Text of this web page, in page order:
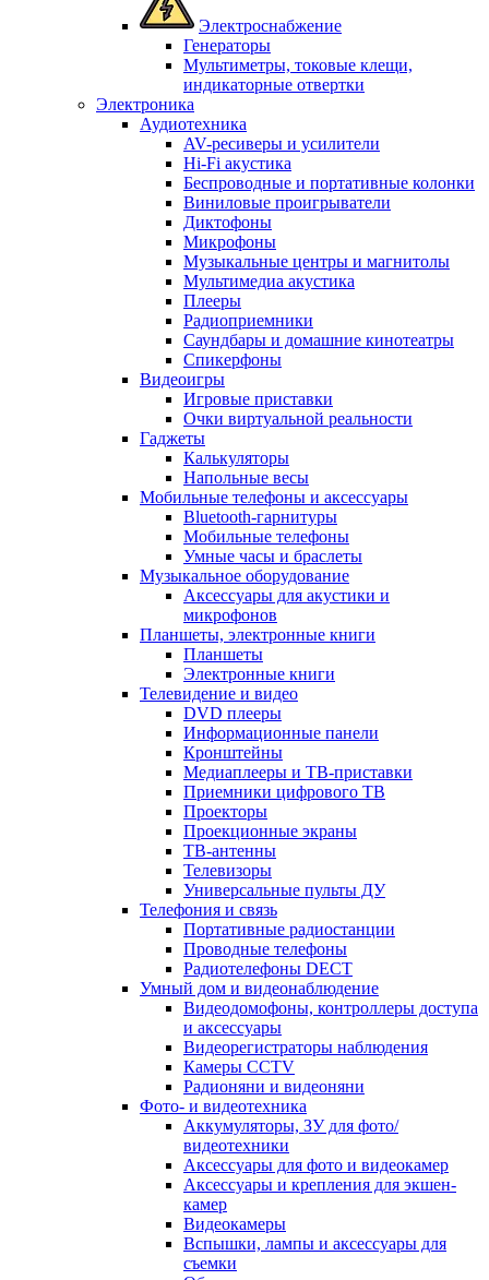
Электроснабжение
Генераторы
Мультиметры, токовые клещи,
индикаторные отвертки
Электроника
Аудиотехника
AV-ресиверы и усилители
Hi-Fi акустика
Беспроводные и портативные колонки
Виниловые проигрыватели
Диктофоны
Микрофоны
Музыкальные центры и магнитолы
Мультимедиа акустика
Плееры
Радиоприемники
Саундбары и домашние кинотеатры
Спикерфоны
Видеоигры
Игровые приставки
Очки виртуальной реальности
Гаджеты
Калькуляторы
Напольные весы
Мобильные телефоны и аксессуары
Bluetooth-гарнитуры
Мобильные телефоны
Умные часы и браслеты
Музыкальное оборудование
Аксессуары для акустики и
микрофонов
Планшеты, электронные книги
Планшеты
Электронные книги
Телевидение и видео
DVD плееры
Информационные панели
Кронштейны
Медиаплееры и ТВ-приставки
Приемники цифрового ТВ
Проекторы
Проекционные экраны
ТВ-антенны
Телевизоры
Универсальные пульты ДУ
Телефония и связь
Портативные радиостанции
Проводные телефоны
Радиотелефоны DECT
Умный дом и видеонаблюдение
Видеодомофоны, контроллеры доступа
и аксессуары
Видеорегистраторы наблюдения
Камеры CCTV
Радионяни и видеоняни
Фото- и видеотехника
Аккумуляторы, ЗУ для фото/
видеотехники
Аксессуары для фото и видеокамер
Аксессуары и крепления для экшен-
камер
Видеокамеры
Вспышки, лампы и аксессуары для
съемки